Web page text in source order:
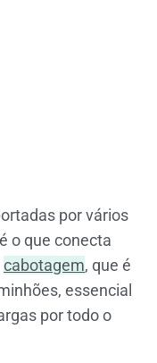
por vários
o que conecta
cabotagem, que é
essencial
por todo o